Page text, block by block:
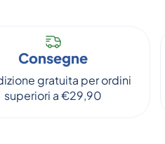
Consegne
gratuita per ordini
superiori a €29,90